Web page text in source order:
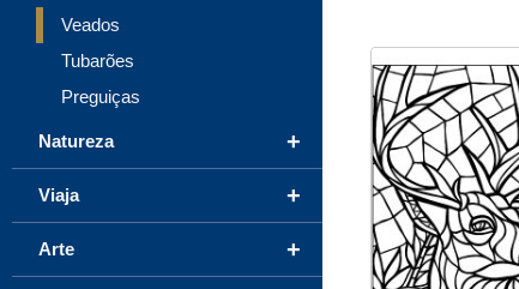
Veados
Tubarões
Preguiças
+
Natureza
+
Viaja
+
Arte